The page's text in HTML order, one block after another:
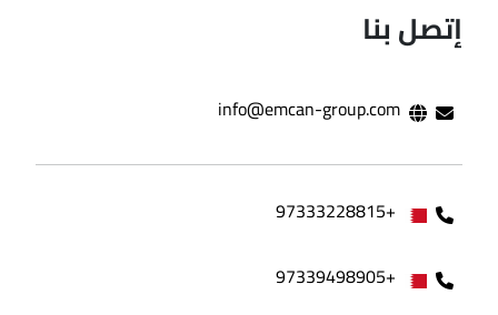
إتصل بنا
info@emcan-group.com
+97333228815
+97339498905